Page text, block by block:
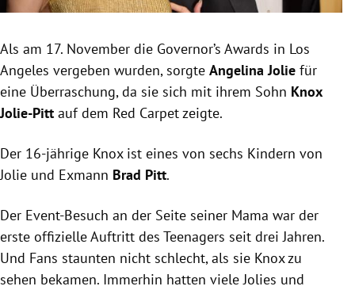
Untermenü
Untermenü
Als am 17. November die Governor’s Awards in Los
Angeles vergeben wurden, sorgte Angelina Jolie für
eine Überraschung, da sie sich mit ihrem Sohn Knox
Jolie-Pitt auf dem Red Carpet zeigte.
Der 16-jährige Knox ist eines von sechs Kindern von
Jolie und Exmann Brad Pitt.
Der Event-Besuch an der Seite seiner Mama war der
erste offizielle Auftritt des Teenagers seit drei Jahren.
Und Fans staunten nicht schlecht, als sie Knox zu
sehen bekamen. Immerhin hatten viele Jolies und